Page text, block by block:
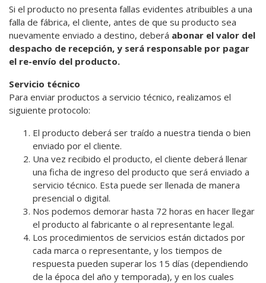
Si el producto no presenta fallas evidentes atribuibles a una
falla de fábrica, el cliente, antes de que su producto sea
nuevamente enviado a destino, deberá abonar el valor del
despacho de recepción, y será responsable por pagar
el re-envío del producto.
Servicio técnico
Para enviar productos a servicio técnico, realizamos el
siguiente protocolo:
El producto deberá ser traído a nuestra tienda o bien
enviado por el cliente.
Una vez recibido el producto, el cliente deberá llenar
una ficha de ingreso del producto que será enviado a
servicio técnico. Esta puede ser llenada de manera
presencial o digital.
Nos podemos demorar hasta 72 horas en hacer llegar
el producto al fabricante o al representante legal.
Los procedimientos de servicios están dictados por
cada marca o representante, y los tiempos de
respuesta pueden superar los 15 días (dependiendo
de la época del año y temporada), y en los cuales